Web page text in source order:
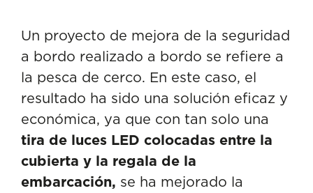
Un proyecto de mejora de la seguridad
a bordo realizado a bordo se refiere a
la pesca de cerco. En este caso, el
resultado ha sido una solución eficaz y
económica, ya que con tan solo una
tira de luces LED colocadas entre la
cubierta y la regala de la
embarcación, se ha mejorado la